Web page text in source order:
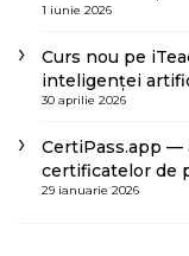
1 iunie 2026
Curs nou pe
inteligenței
30 aprilie 2026
CertiPass.app —
certificatelor de
29 ianuarie 2026